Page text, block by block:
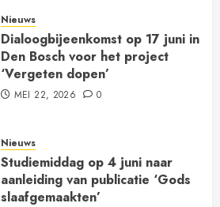
Nieuws
Dialoogbijeenkomst op 17 juni in
Den Bosch voor het project
‘Vergeten dopen’
MEI 22, 2026 0
Nieuws
Studiemiddag op 4 juni naar
aanleiding van publicatie ‘Gods
slaafgemaakten’